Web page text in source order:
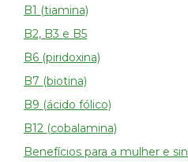
B1 (tiamina)
B2, B3 e B5
B6 (piridoxina)
B7 (biotina)
B9 (ácido fólico)
B12 (cobalamina)
Benefícios para a mulher e